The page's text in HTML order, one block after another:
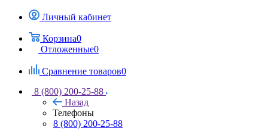
Личный кабинет
Корзина0
Отложенные0
Сравнение товаров0
8 (800) 200-25-88
Назад
Телефоны
8 (800) 200-25-88